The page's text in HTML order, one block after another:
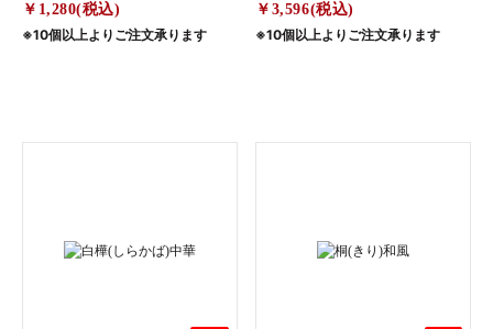
￥1,280(税込)
※10個以上よりご注文承ります
￥3,596(税込)
※10個以上よりご注文承ります